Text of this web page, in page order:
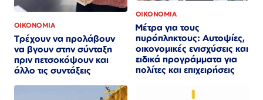
ΟΙΚΟΝΟΜΙΑ
Τρέχουν να προλάβουν
να βγουν στην σύνταξη
πριν πετσοκόψουν και
άλλο τις συντάξεις
ΟΙΚΟΝΟΜΙΑ
Μέτρα για τους
πυρόπληκτους: Αυτοψίες,
οικονομικές ενισχύσεις και
ειδικά προγράμματα για
πολίτες και επιχειρήσεις